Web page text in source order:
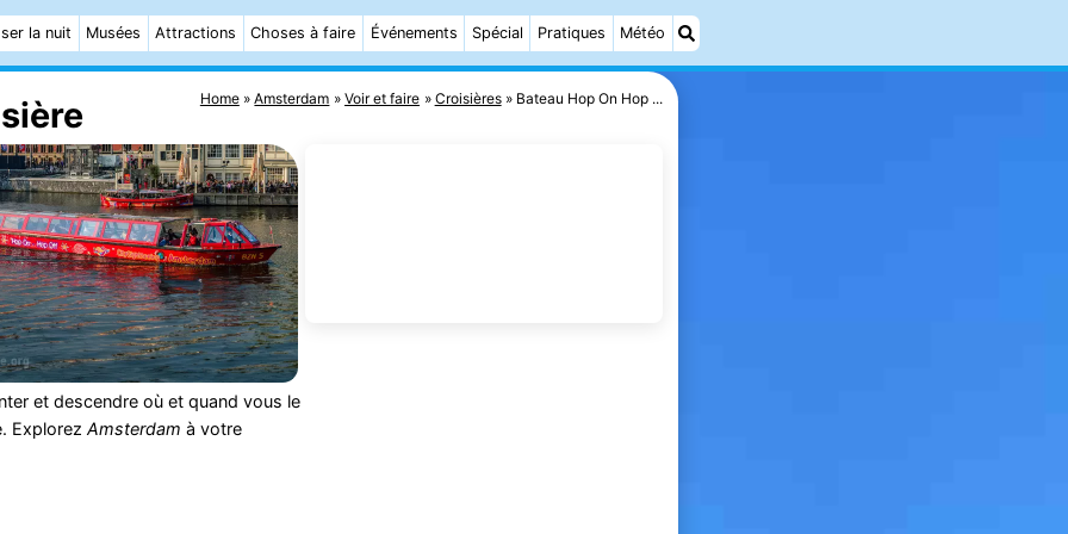
la nuit Musées Attractions Choses à faire Événements Spécial Pratiques Météo
Home Amsterdam Voir et faire Croisières Bateau Hop On Hop ...
et descendre où et quand vous le
Explorez Amsterdam à votre